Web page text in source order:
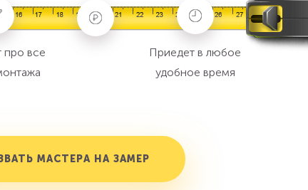
про все
Приедет в любое
удобное время
МАСТЕРА НА ЗАМЕР